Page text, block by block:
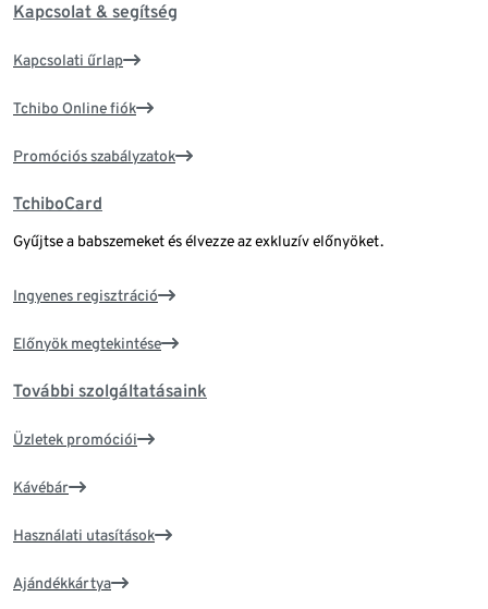
Kapcsolat & segítség
Kapcsolati űrlap
Tchibo Online fiók
Promóciós szabályzatok
TchiboCard
Gyűjtse a babszemeket és élvezze az exkluzív előnyöket.
Ingyenes regisztráció
Előnyök megtekintése
További szolgáltatásaink
Üzletek promóciói
Kávébár
Használati utasítások
Ajándékkártya